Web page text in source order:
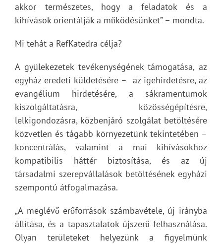
akkor természetes, hogy a feladatok és a
kihívások orientálják a működésünket” – mondta.
Mi tehát a RefKatedra célja?
A gyülekezetek tevékenységének támogatása, az
egyház eredeti küldetésére – az igehirdetésre, az
evangélium hirdetésére, a sákramentumok
kiszolgáltatásra, közösségépítésre,
lelkigondozásra, közbenjáró szolgálat betöltésére
közvetlen és tágabb környezetünk tekintetében –
koncentrálás, valamint a mai kihívásokhoz
kompatibilis háttér biztosítása, és az új
társadalmi szerepvállalások betöltésének egyházi
szempontú átfogalmazása.
„A meglévő erőforrások számbavétele, új irányba
állítása, és a tapasztalatok újszerű felhasználása.
Olyan területeket helyezünk a figyelmünk